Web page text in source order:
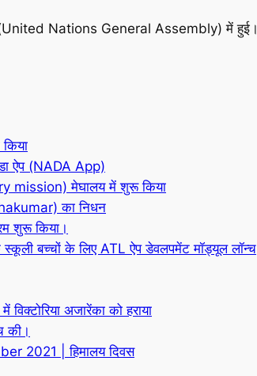
(United Nations General Assembly) में हुई।
ऐप (NADA App)
mission) मेघालय में शुरू किया
का निधन
शुरू किया।
बच्चों के लिए ATL ऐप डेवलपमेंट मॉड्यूल लॉन्च
अजारेंका को हराया
की।
2021 | हिमालय दिवस